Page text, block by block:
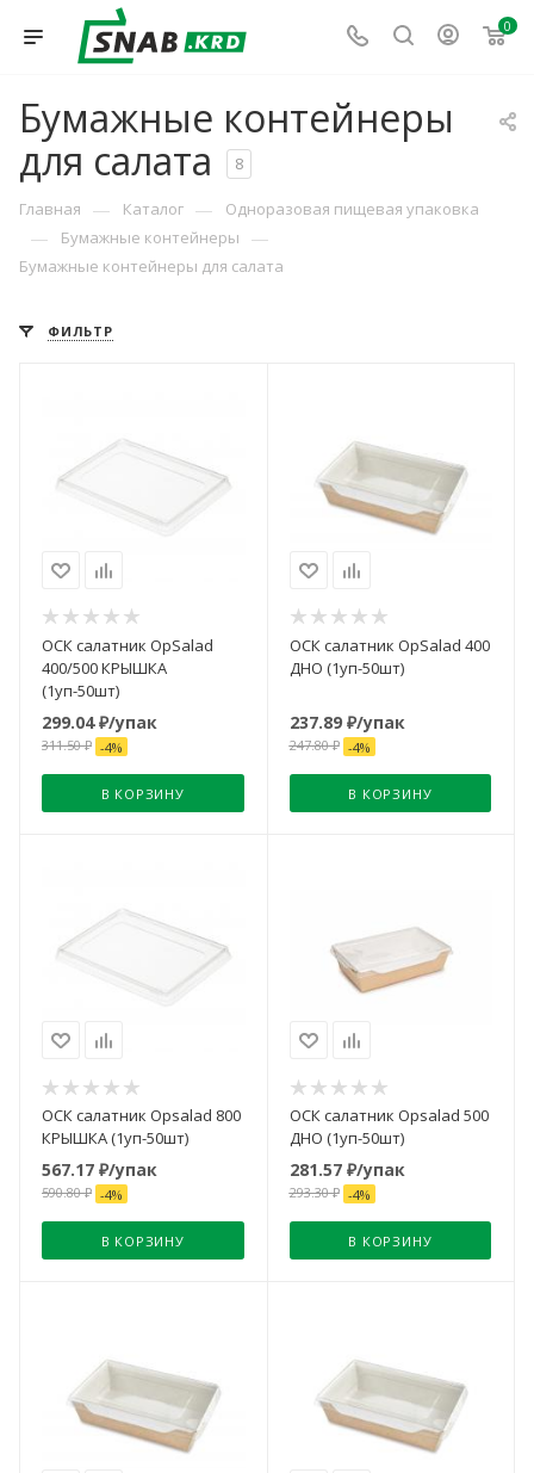
0
Бумажные контейнеры
для салата
8
Главная — Каталог — Одноразовая пищевая упаковка
— Бумажные контейнеры —
Бумажные контейнеры для салата
ФИЛЬТР
ОСК салатник OpSalad
400/500 КРЫШКА
(1уп-50шт)
299.04₽/упак
311.50₽ -4%
В КОРЗИНУ
ОСК салатник OpSalad 400
ДНО (1уп-50шт)
237.89₽/упак
247.80₽ -4%
В КОРЗИНУ
ОСК салатник Opsalad 800
КРЫШКА (1уп-50шт)
567.17 ₽/упак
590.80₽ -4%
В КОРЗИНУ
ОСК салатник Opsalad 500
ДНО (1уп-50шт)
281.57₽/упак
293.30₽ -4%
В КОРЗИНУ